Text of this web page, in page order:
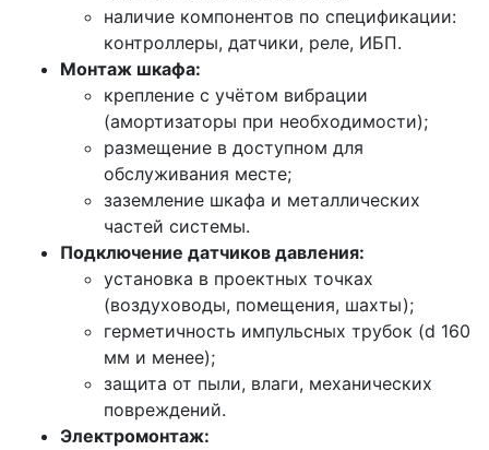
наличие компонентов по спецификации:
контроллеры, датчики, реле, ИБП.
Монтаж шкафа:
крепление с учётом вибрации
(амортизаторы при необходимости);
размещение в доступном для
обслуживания месте;
заземление шкафа и металлических
частей системы.
Подключение датчиков давления:
установка в проектных точках
(воздуховоды, помещения, шахты);
герметичность импульсных трубок (d 160
мм и менее);
защита от пыли, влаги, механических
повреждений.
Электромонтаж: